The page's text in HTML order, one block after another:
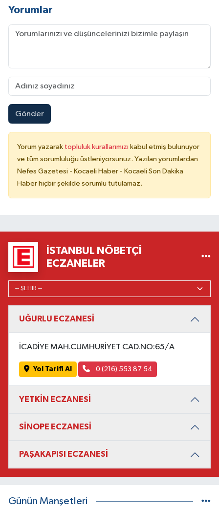
Yorumlar
Gönder
Yorum yazarak topluluk kurallarımızı kabul etmiş bulunuyor
ve tüm sorumluluğu üstleniyorsunuz. Yazılan yorumlardan
Nefes Gazetesi - Kocaeli Haber - Kocaeli Son Dakika
Haber hiçbir şekilde sorumlu tutulamaz.
İSTANBUL NÖBETÇI
ECZANELER
UĞURLU ECZANESİ
İCADİYE MAH.CUMHURİYET CAD.NO:65/A
Yol Tarifi Al 0 (216) 553 87 54
YETKİN ECZANESİ
SİNOPE ECZANESİ
PAŞAKAPISI ECZANESİ
Günün Manşetleri